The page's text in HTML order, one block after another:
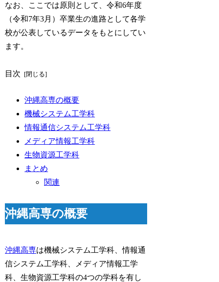
なお、ここでは原則として、令和6年度
（令和7年3月）卒業生の進路として各学
校が公表しているデータをもとにしてい
ます。
目次
沖縄高専の概要
機械システム工学科
情報通信システム工学科
メディア情報工学科
生物資源工学科
まとめ
関連
沖縄高専の概要
沖縄高専は機械システム工学科、情報通
信システム工学科、メディア情報工学
科、生物資源工学科の4つの学科を有し